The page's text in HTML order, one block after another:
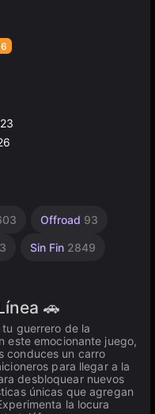
Offroad 93
Sin Fin 2849
🚗
guerrero de la
este emocionante juego,
conduces un carro
para llegar a la
desbloquear nuevos
únicas que agregan
la locura